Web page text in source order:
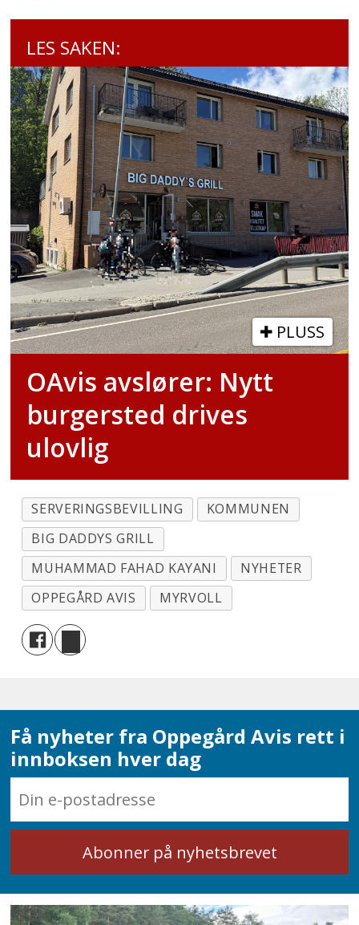
LES SAKEN:
PLUSS
OAvis avslører: Nytt
burgersted drives
ulovlig
SERVERINGSBEVILLING
KOMMUNEN
BIG DADDYS GRILL
MUHAMMAD FAHAD KAYANI
NYHETER
OPPEGÅRD AVIS
MYRVOLL
Få nyheter fra Oppegård Avis rett i
innboksen hver dag